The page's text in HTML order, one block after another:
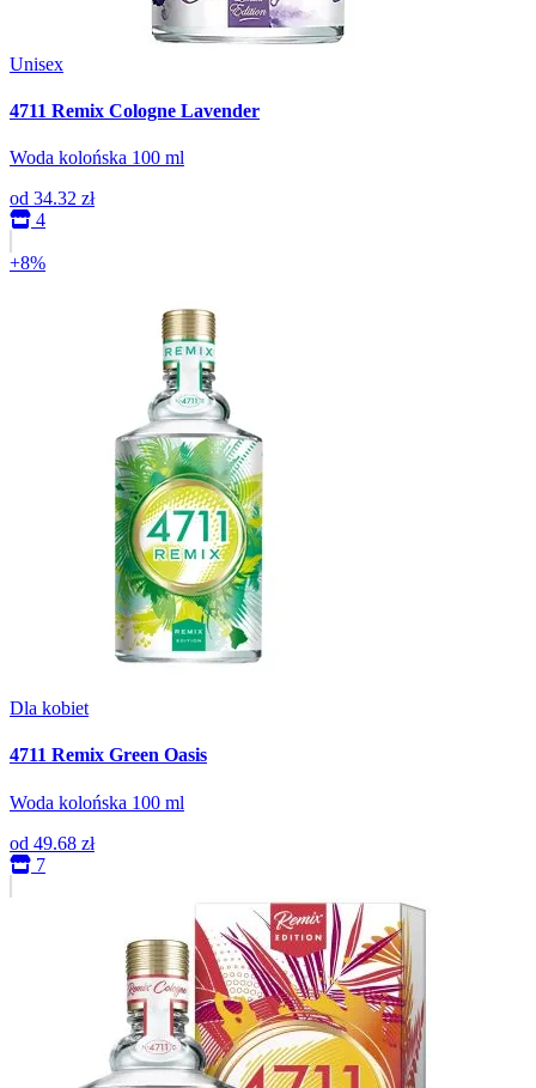
Unisex
4711 Remix Cologne Lavender
Woda kolońska 100 ml
od 34.32 zł
4
+8%
Dla kobiet
4711 Remix Green Oasis
Woda kolońska 100 ml
od 49.68 zł
7